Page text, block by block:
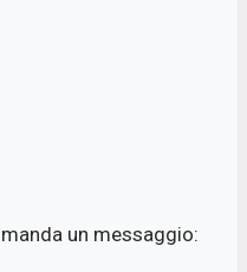
un messaggio: